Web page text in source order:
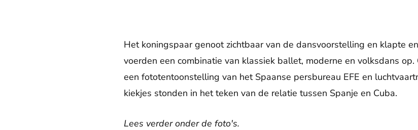
Het koningspaar genoot zichtbaar van de dansvoorstelling en klapte
voerden een combinatie van klassiek ballet, moderne en volksdans
een fototentoonstelling van het Spaanse persbureau EFE en
kiekjes stonden in het teken van de relatie tussen Spanje en Cuba.
Lees verder onder de foto's.